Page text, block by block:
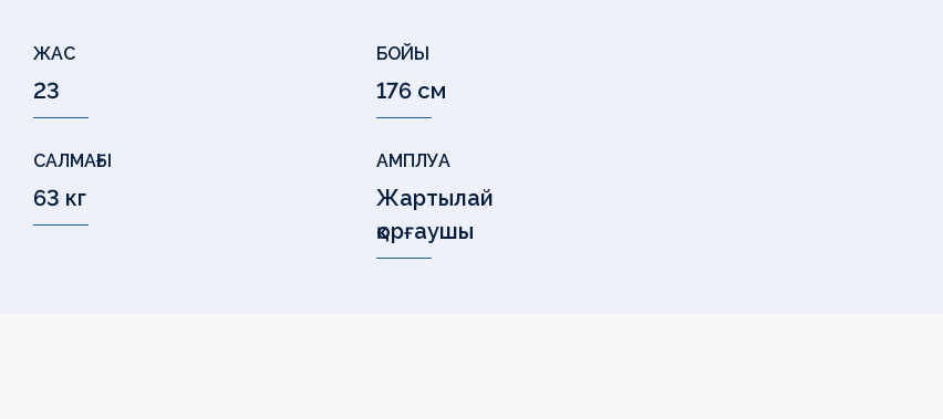
ЖАС
23
БОЙЫ
176 см
САЛМАҒЫ
63 кг
АМПЛУА
Жартылай
қорғаушы